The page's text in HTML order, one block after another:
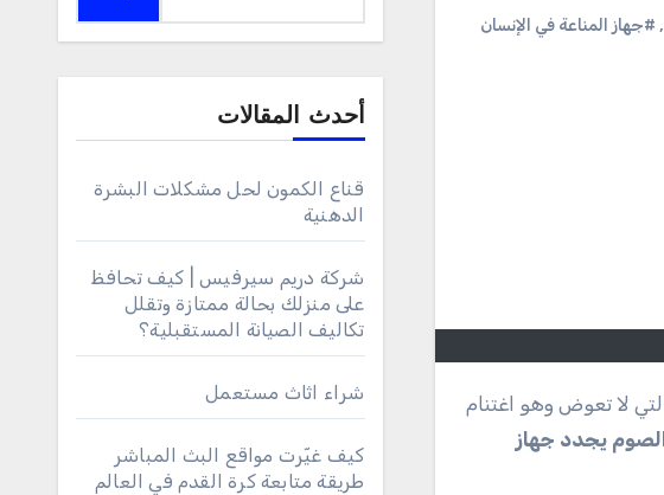
, #جهاز المناعة في الإنسان
الصوم يجدد جهاز
أحدث المقالات
قناع الكمون لحل مشكلات البشرة
الدهنية
شركة دريم سيرفيس | كيف تحافظ
على منزلك بحالة ممتازة وتقلل
تكاليف الصيانة المستقبلية؟
شراء اثاث مستعمل
كيف غيّرت مواقع البث المباشر
طريقة متابعة كرة القدم في العالم